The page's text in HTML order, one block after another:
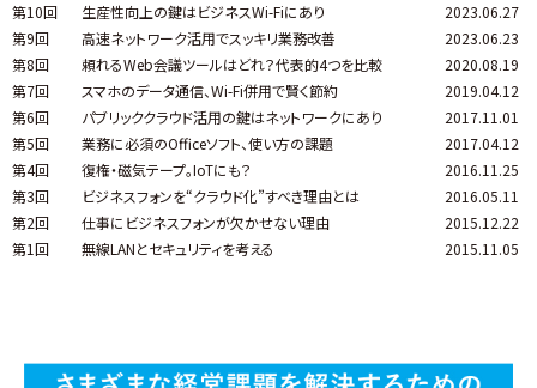
第10回
生産性向上の鍵はビジネスWi-Fiにあり
2023.06.27
第9回
高速ネットワーク活用でスッキリ業務改善
2023.06.23
第8回
頼れるWeb会議ツールはどれ？代表的4つを比較
2020.08.19
第7回
スマホのデータ通信、Wi-Fi併用で賢く節約
2019.04.12
第6回
パブリッククラウド活用の鍵はネットワークにあり
2017.11.01
第5回
業務に必須のOfficeソフト、使い方の課題
2017.04.12
第4回
復権・磁気テープ。IoTにも？
2016.11.25
第3回
ビジネスフォンを“クラウド化”すべき理由とは
2016.05.11
第2回
仕事にビジネスフォンが欠かせない理由
2015.12.22
第1回
無線LANとセキュリティを考える 2015.11.05